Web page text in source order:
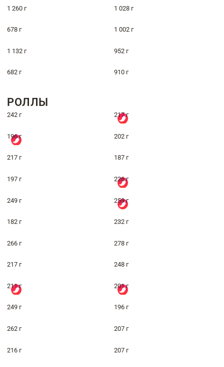
1 260 г 1 028 г
678 г 1 002 г
1 132 г 952 г
682 г 910 г
РОЛЛЫ
242 г 217 г
196 г 202 г
217 г 187 г
197 г 226 г
249 г 259 г
182 г 232 г
266 г 278 г
217 г 248 г
211 г 201 г
249 г 196 г
262 г 207 г
216 г 207 г